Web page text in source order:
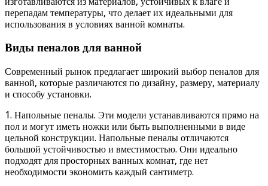
перепадам температуры, что делает их идеальными для
использования в условиях ванной комнаты.
Виды пеналов для ванной
Современный рынок предлагает широкий выбор пеналов для
ванной, которые различаются по дизайну, размеру, материалу
и способу установки.
1. Напольные пеналы. Эти модели устанавливаются прямо на
пол и могут иметь ножки или быть выполненными в виде
цельной конструкции. Напольные пеналы отличаются
большой устойчивостью и вместимостью. Они идеально
подходят для просторных ванных комнат, где нет
необходимости экономить каждый сантиметр.